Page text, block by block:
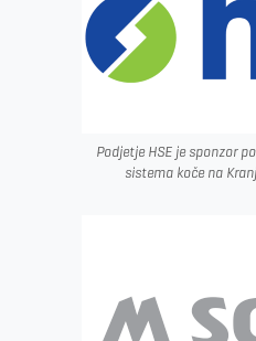
Podjetje HSE je sponzor
sistema koče na